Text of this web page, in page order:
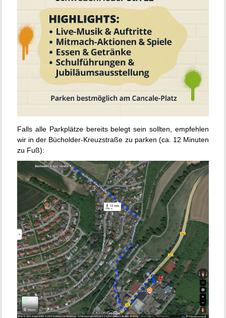
Falls alle Parkplätze bereits belegt sein sollten, empfehlen
wir in der Bücholder-Kreuzstraße zu parken (ca. 12 Minuten
zu Fuß):